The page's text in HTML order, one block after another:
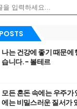
나는 건강에 좋기 때문에
습니다. - 볼테르
모든 혼돈 속에는 우주가
에는 비밀스러운 질서가